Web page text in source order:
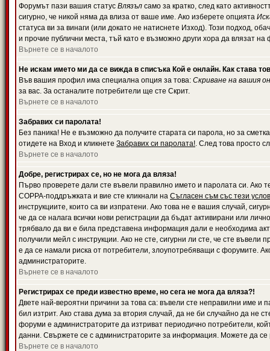
Форумът пази вашия статус Влязъл само за кратко, след като
сигурно, че никой няма да влиза от ваше име. Ако изберете опцията
статуса ви за винаги (или докато не натиснете Изход). Този подход,
и прочие публични места, тъй като е възможно други хора да влязат
Върнете се в началото
Не искам името ми да се вижда в списъка Кой е онлайн. Как става
Във вашия профил има специална опция за това: Скриване на вашия
за вас. За останалите потребители ще сте Скрит.
Върнете се в началото
Забравих си паролата!
Без паника! Не е възможно да получите старата си парола, но за
отидете на Вход и кликнете Забравих си паролата!. След това просто
Върнете се в началото
Добре, регистрирах се, но не мога да вляза!
Първо проверете дали сте въвели правилно името и паролата си. Ако
COPPA-поддръжката и вие сте кликнали на Съгласен съм със тези
инструкциите, които са ви изпратени. Ако това не е вашия случай,
че да се налага всички нови регистрации да бъдат активирани или
трябвало да ви е била представена информация дали е необходима
получили мейл с инструкции. Ако не сте, сигурни ли сте, че сте
е да се намали риска от потребители, злоупотребяващи с форумите.
администраторите.
Върнете се в началото
Регистрирах се преди известно време, но сега не мога да вляза?!
Двете най-вероятни причини за това са: въвели сте неправилни име и
бил изтрит. Ако става дума за втория случай, да не би случайно да
форуми е администраторите да изтриват периодично потребители,
данни. Свържете се с администраторите за информация. Можете да се
Върнете се в началото